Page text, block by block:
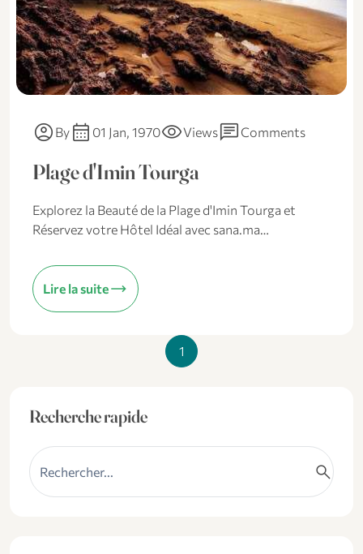
account_circle By calendar_month 01 Jan, 1970visibilityViewschat Comments
Plage d'Imin Tourga
Explorez la Beauté de la Plage d'Imin Tourga et
Réservez votre Hôtel Idéal avec sana.ma…
Lire la suitetrending_flat
1
Recherche rapide
search